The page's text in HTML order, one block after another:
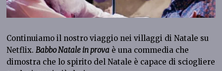
Continuiamo il nostro viaggio nei villaggi di Natale su
Netflix.Babbo Natale in prova è una commedia che
dimostra che lo spirito del Natale è capace di sciogliere